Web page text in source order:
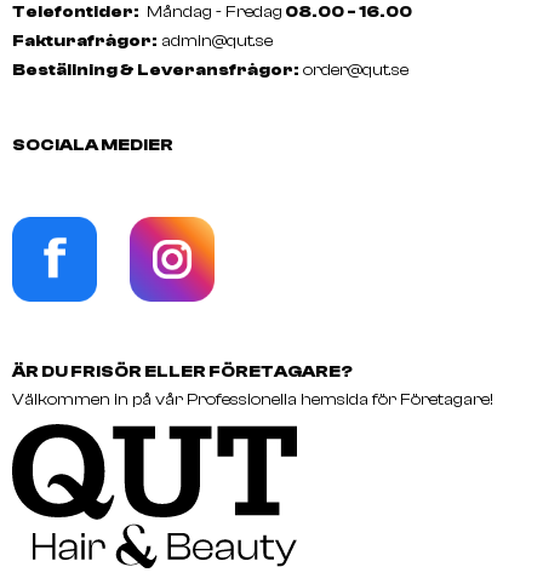
Telefontider: Måndag - Fredag 08.00 - 16.00
Fakturafrågor: admin@qut.se
Beställning & Leveransfrågor: order@qut.se
SOCIALA MEDIER
ÄR DU FRISÖR ELLER FÖRETAGARE?
Välkommen in på vår Professionella hemsida för Företagare!